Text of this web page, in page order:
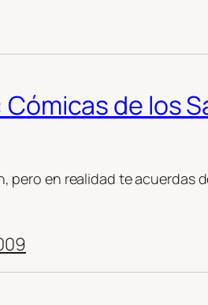
de los
pero en realidad te acuerdas